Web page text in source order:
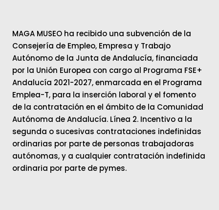
MAGA MUSEO ha recibido una subvención de la
Consejería de Empleo, Empresa y Trabajo
Autónomo de la Junta de Andalucía, financiada
por la Unión Europea con cargo al Programa FSE+
Andalucía 2021-2027, enmarcada en el Programa
Emplea-T, para la inserción laboral y el fomento
de la contratación en el ámbito de la Comunidad
Autónoma de Andalucía. Línea 2. Incentivo a la
segunda o sucesivas contrataciones indefinidas
ordinarias por parte de personas trabajadoras
autónomas, y a cualquier contratación indefinida
ordinaria por parte de pymes.